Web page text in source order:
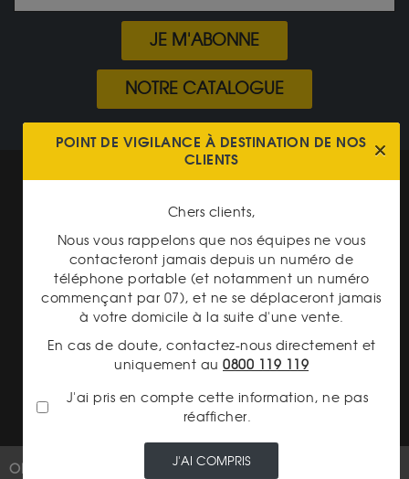
JE M'ABONNE
NOTRE CATALOGUE
CGV Gardienor
Cookies
Charte données personnelles
Conditions générales de vente
Conditions générales d'achat
OR PLUS D'INFOS
POINT DE VIGILANCE À DESTINATION DE NOS
CLIENTS
Chers clients,
Nous vous rappelons que nos équipes ne vous
contacteront jamais depuis un numéro de
téléphone portable (et notamment un numéro
commençant par 07), et ne se déplaceront jamais
à votre domicile à la suite d'une vente.
En cas de doute, contactez-nous directement et
uniquement au 0800 119 119
J'ai pris en compte cette information, ne pas
réafficher.
J'AI COMPRIS